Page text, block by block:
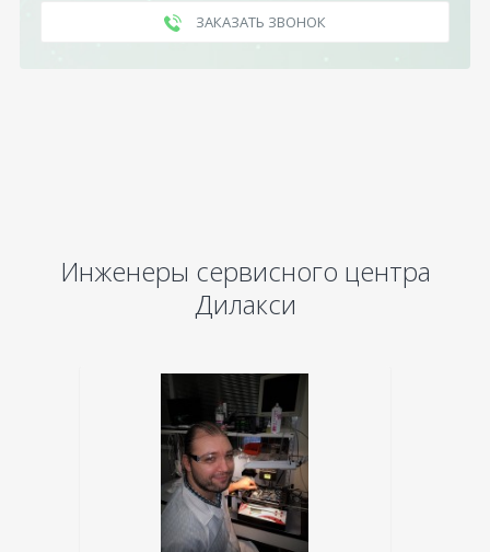
ЗАКАЗАТЬ ЗВОНОК
Инженеры сервисного центра
Дилакси